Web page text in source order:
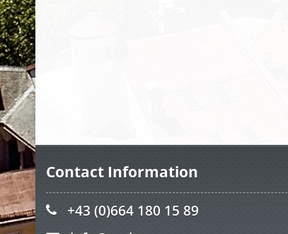
Contact Information
+43 (0)664 180 15 89